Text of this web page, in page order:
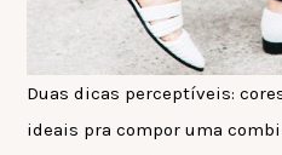
Duas dicas perceptíveis:
ideais pra compor uma